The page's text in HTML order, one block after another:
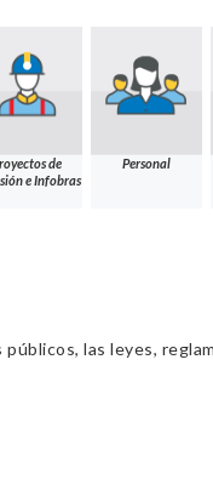
de
e Infobras
Personal
las leyes,